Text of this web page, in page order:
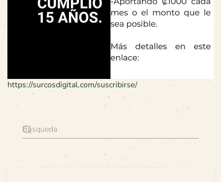
https://surcosdigital.com/suscribirse/